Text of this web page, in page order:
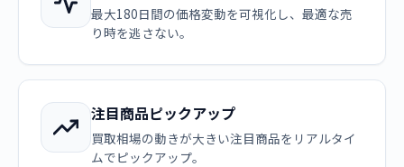
最大180日間の価格変動を可視化し、最適な売
り時を逃さない。
注目商品ピックアップ
買取相場の動きが大きい注目商品をリアルタイ
ムでピックアップ。